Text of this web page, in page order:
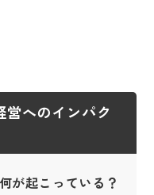
へのインパク
が起こっている？